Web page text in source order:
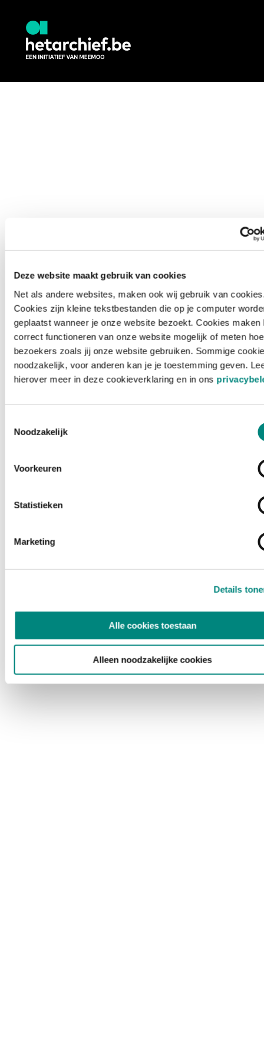
Deze website maakt gebruik van cookies
Net als andere websites, maken ook wij gebruik van
Cookies zijn kleine tekstbestanden die op je computer
geplaatst wanneer je onze website bezoekt. Cookies maken
correct functioneren van onze website mogelijk of meten hoe
bezoekers zoals jij onze website gebruiken. Sommige
noodzakelijk, voor anderen kan je je toestemming geven.
hierover meer in deze cookieverklaring en in ons
Noodzakelijk
Voorkeuren
Statistieken
Marketing
Details
Alle cookies toestaan
Alleen noodzakelijke cookies